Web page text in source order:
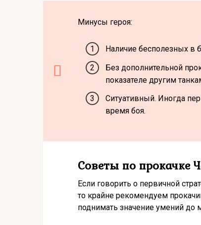
Минусы героя:
Наличие бесполезных в
Без дополнительной
показателе другим
Ситуативный. Иногда
время боя.
Советы по прокачке
Если говорить о первичной
то крайне рекомендуем
поднимать значение умений до